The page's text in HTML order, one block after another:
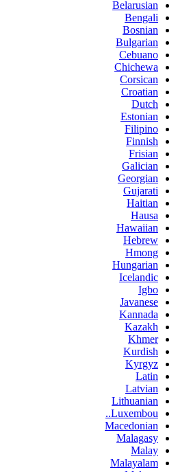
Belarusian
Bengali
Bosnian
Bulgarian
Cebuano
Chichewa
Corsican
Croatian
Dutch
Estonian
Filipino
Finnish
Frisian
Galician
Georgian
Gujarati
Haitian
Hausa
Hawaiian
Hebrew
Hmong
Hungarian
Icelandic
Igbo
Javanese
Kannada
Kazakh
Khmer
Kurdish
Kyrgyz
Latin
Latvian
Lithuanian
Luxembou..
Macedonian
Malagasy
Malay
Malayalam